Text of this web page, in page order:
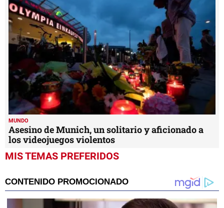
MUNDO
Asesino de Munich, un solitario y aficionado a
los videojuegos violentos
MIS TEMAS PREFERIDOS